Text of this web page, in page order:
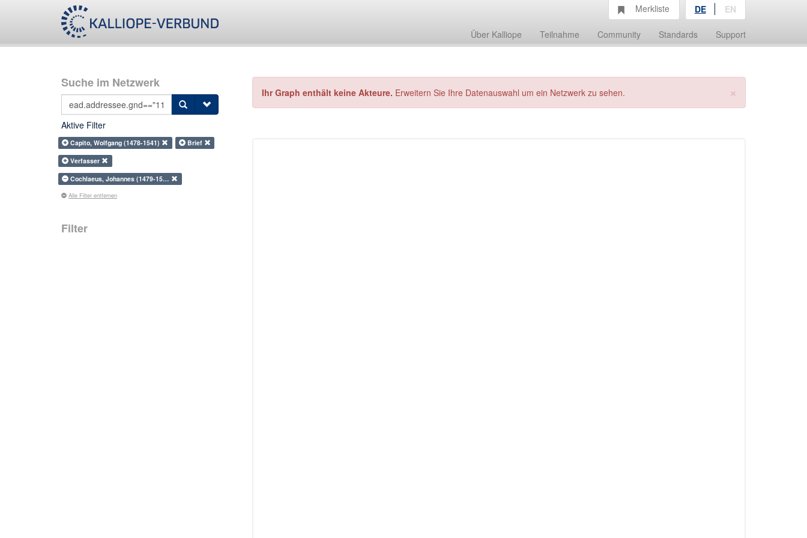
Über Kalliope Teilnahme Community Standards Support
Merkliste DE EN
Suche im Netzwerk
Aktive Filter
Capito, Wolfgang (1478-1541)
Brief
Verfasser
Cochlaeus, Johannes (1479-15…
Alle Filter entfernen
Filter
×
Ihr Graph enthält keine Akteure. Erweitern Sie Ihre Datenauswahl um ein Netzwerk zu sehen.